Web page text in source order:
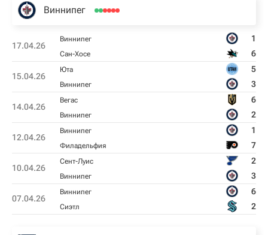
Виннипег
17.04.26
Виннипег 1
Сан-Хосе 6
15.04.26
Юта 5
Виннипег 3
14.04.26
Вегас 6
Виннипег 2
12.04.26
Виннипег 1
Филадельфия 7
10.04.26
Сент-Луис 2
Виннипег 3
07.04.26
Виннипег 6
Сиэтл 2